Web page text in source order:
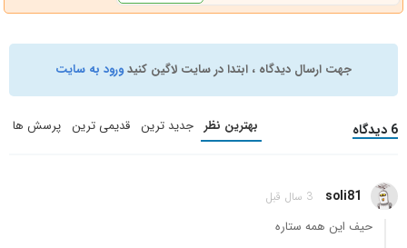
جهت ارسال دیدگاه ، ابتدا در سایت لاگین کنیدورود به سایت
6 دیدگاه بهترین نظر جدید ترین قدیمی ترین پرسش ها
soli81 3 سال قبل
حیف این همه ستاره